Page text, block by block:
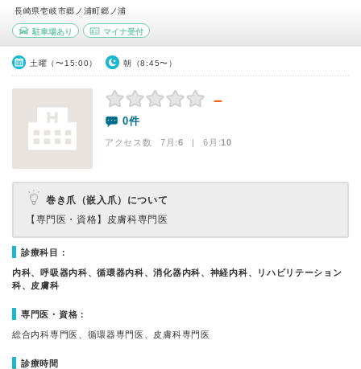
長崎県壱岐市郷ノ浦町郷ノ浦
駐車場あり マイナ受付
土曜（〜15:00） 朝（8:45〜）
－
0件
アクセス数 7月:6 | 6月:10
巻き爪（嵌入爪）について
【専門医・資格】 皮膚科専門医
診療科目：
内科、呼吸器内科、循環器内科、消化器内科、神経内科、リハビリテーション
科、皮膚科
専門医・資格：
総合内科専門医、循環器専門医、皮膚科専門医
診療時間